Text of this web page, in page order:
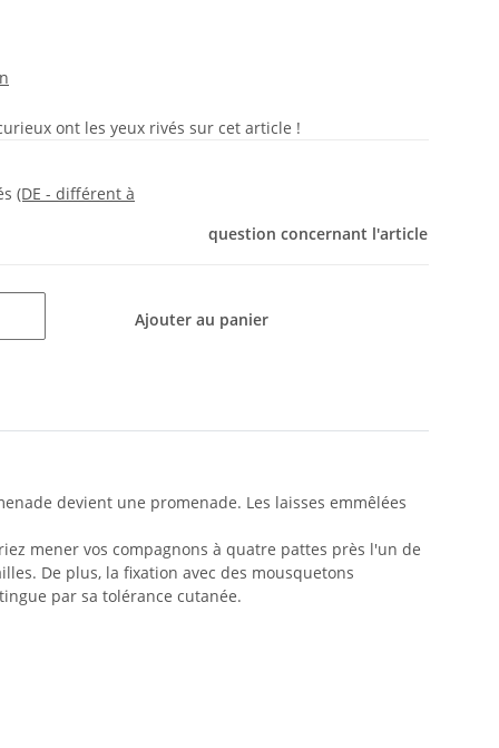
ont les yeux rivés sur cet article !
(DE - différent à
question concernant l'article
Ajouter au panier
devient une promenade. Les laisses emmêlées
mener vos compagnons à quatre pattes près l'un de
De plus, la fixation avec des mousquetons
par sa tolérance cutanée.